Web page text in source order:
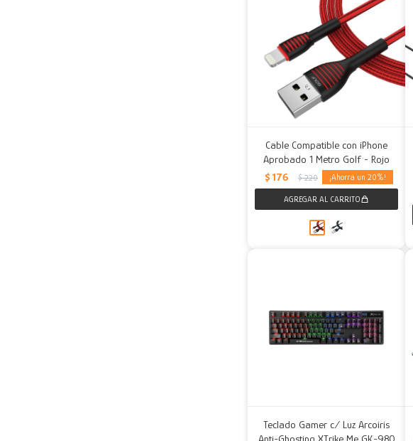
Cable Compatible con iPhone
Aprobado 1 Metro Golf - Rojo
$ 176 $ 220 20
Teclado Gamer c/ Luz Arcoiris